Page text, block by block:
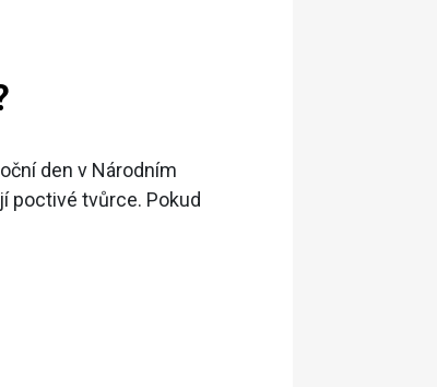
den v Národním
poctivé tvůrce. Pokud